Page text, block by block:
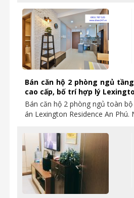
Bán căn hộ 2 phòng ngủ
cao cấp, bố trí hợp lý
Bán căn hộ 2 phòng ngủ toàn
án Lexington Residence An Phú.